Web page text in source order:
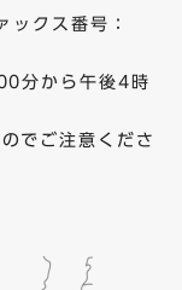
ックス番号：
分から午後4時
でご注意くださ